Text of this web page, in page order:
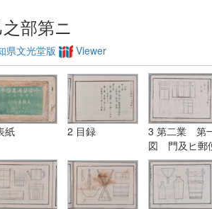
部第ニ
県文光堂版 Viewer
紙 2 目録
3 第二業 第
図 門及ヒ郵
箱幷器具ノ正
或ハ側面ノ単